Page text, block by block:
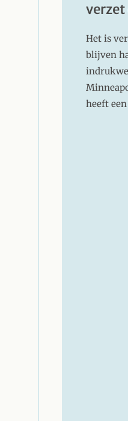
Het is
blijven
heeft